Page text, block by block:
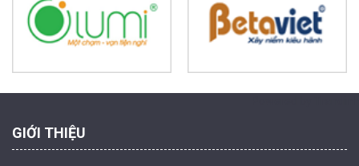
1.939.000 đ 1.080.000 đ
GIỚI THIỆU